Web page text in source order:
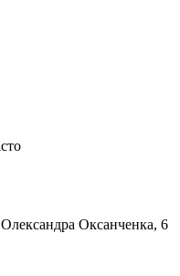
Оксанченка, 6